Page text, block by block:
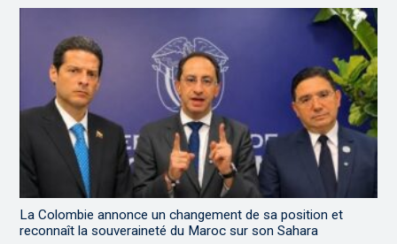
La Colombie annonce un changement de sa position et
reconnaît la souveraineté du Maroc sur son Sahara